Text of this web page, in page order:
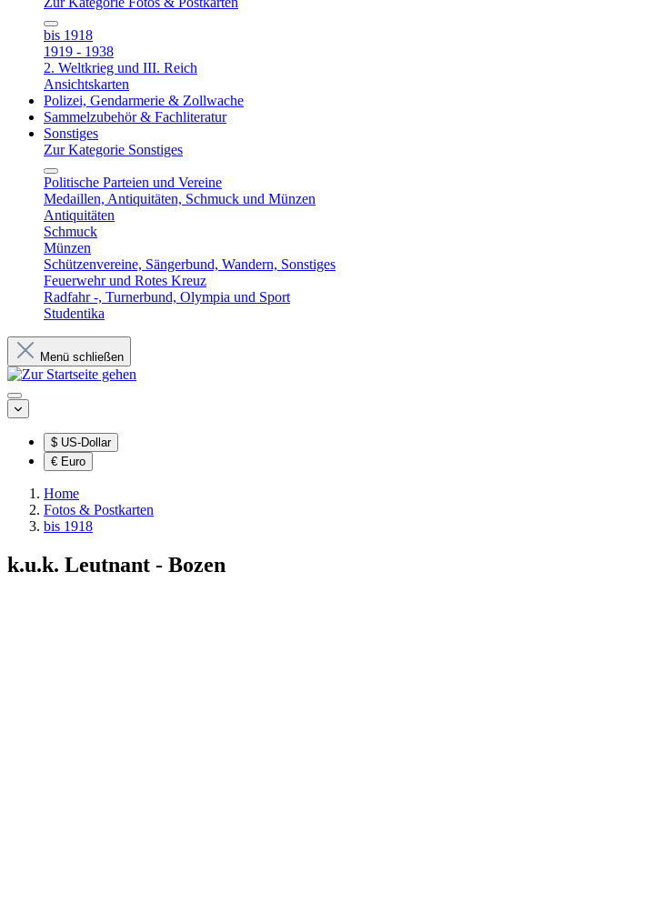
bis 1918
1919 - 1938
2. Weltkrieg und III. Reich
Ansichtskarten
Polizei, Gendarmerie & Zollwache
Sammelzubehör & Fachliteratur
Sonstiges
Zur Kategorie Sonstiges
Politische Parteien und Vereine
Medaillen, Antiquitäten, Schmuck und Münzen
Antiquitäten
Schmuck
Münzen
Schützenvereine, Sängerbund, Wandern, Sonstiges
Feuerwehr und Rotes Kreuz
Radfahr -, Turnerbund, Olympia und Sport
Studentika
Menü schließen
$ US-Dollar
€ Euro
Home
Fotos & Postkarten
bis 1918
k.u.k. Leutnant - Bozen